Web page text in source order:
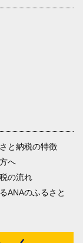
と納税の特徴
へ
の流れ
ANAのふるさと